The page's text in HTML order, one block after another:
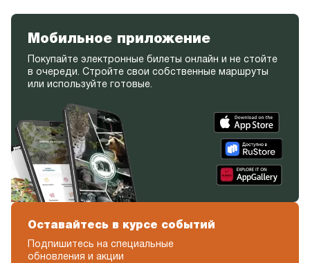
Мобильное приложение
Покупайте электронные билеты онлайн и не стойте
в очереди. Стройте свои собственные маршруты
или используйте готовые.
Оставайтесь в курсе событий
Подпишитесь на специальные
обновления и акции